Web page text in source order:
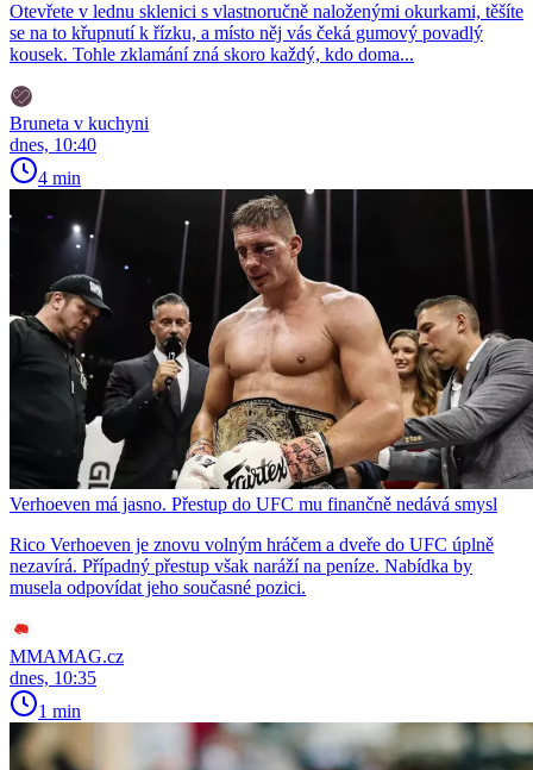
Otevřete v lednu sklenici s vlastnoručně naloženými okurkami, těšíte
se na to křupnutí k řízku, a místo něj vás čeká gumový povadlý
kousek. Tohle zklamání zná skoro každý, kdo doma...
Bruneta v kuchyni
dnes, 10:40
4 min
Verhoeven má jasno. Přestup do UFC mu finančně nedává smysl
Rico Verhoeven je znovu volným hráčem a dveře do UFC úplně
nezavírá. Případný přestup však naráží na peníze. Nabídka by
musela odpovídat jeho současné pozici.
MMAMAG.cz
dnes, 10:35
1 min